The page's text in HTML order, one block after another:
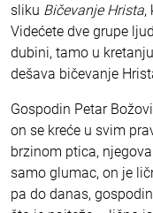
sliku Bičevanje Hrista,
Videćete dve grupe
dubini, tamo u
dešava bičevanje
Gospodin Petar
on se kreće u svim
brzinom ptica,
samo glumac, on je
pa do danas,